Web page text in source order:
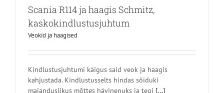
Scania R114 ja haagis Schmitz,
kaskokindlustusjuhtum
Veokid ja haagised
Kindlustusjuhtumi käigus said veok ja haagis
kahjustada. Kindlustusselts hindas sõiduki
majanduslikus mõttes hävinenuks ja tegi [...]